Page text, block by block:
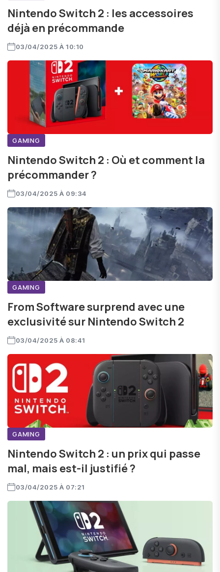
Nintendo Switch 2 : les accessoires
déjà en précommande
03/04/2025 À 10:10
GAMING
Nintendo Switch 2 : Où et comment la
précommander ?
03/04/2025 À 09:34
GAMING
From Software surprend avec une
exclusivité sur Nintendo Switch 2
03/04/2025 À 08:41
GAMING
Nintendo Switch 2 : un prix qui passe
mal, mais est-il justifié ?
03/04/2025 À 07:21